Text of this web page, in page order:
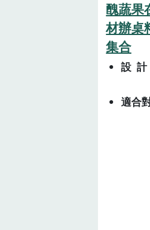
子、師
大自然
村、了解
肉桂特
和應用
感體驗
更認識
及食物
讓消費
選擇友
實行自
法的食
醜蔬果
材辦桌
集合
設
適合